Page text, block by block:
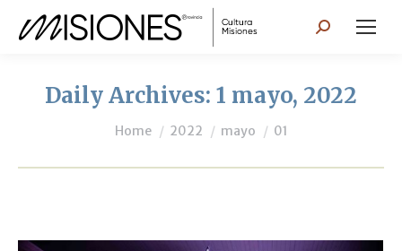
Search:
Daily Archives: 1 mayo, 2022
You are here:
Home 2022 mayo 01